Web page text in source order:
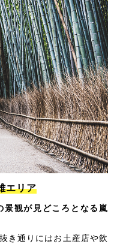
エリア
景観が見どころとなる嵐
き通りにはお土産店や飲